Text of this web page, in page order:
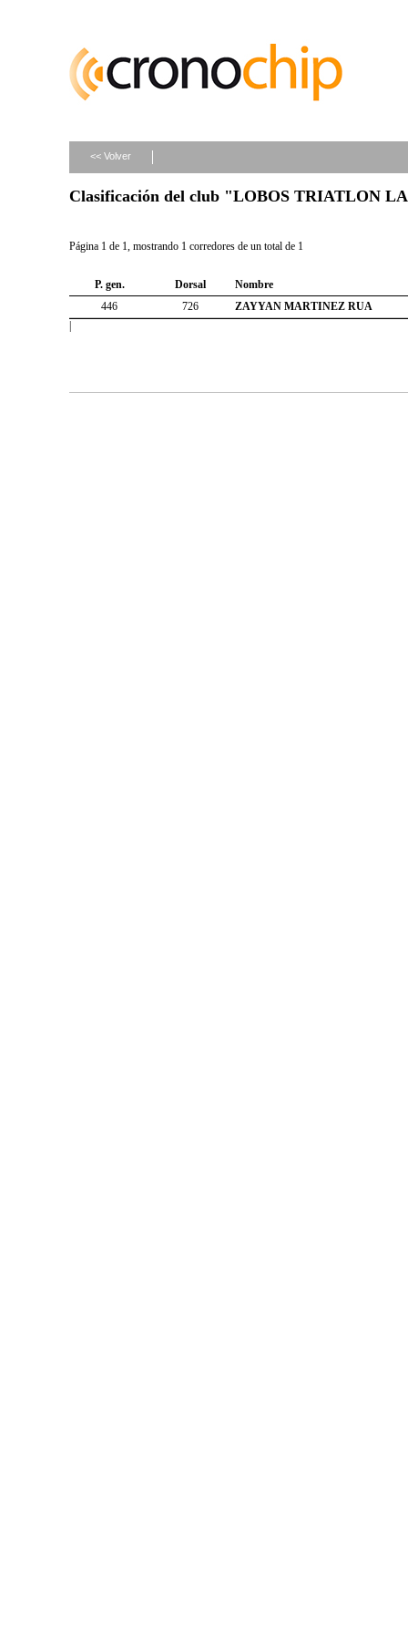
<< Volver
Clasificación del club "LOBOS TRIATLON
Página 1 de 1, mostrando 1 corredores de un total de 1
P. gen. Dorsal
Nombre
446
726
ZAYYAN MARTINEZ RUA
|